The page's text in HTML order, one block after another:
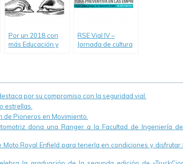
Por un 2018 con
más Educación y
RSE Vial IV –
Jornada de cultura
por su compromiso con la seguridad vial.
estrellas.
Pioneros en Movimiento.
dona una Ranger a la Facultad de Ingeniería
Royal Enfield para tenerla en condiciones y disfrutar